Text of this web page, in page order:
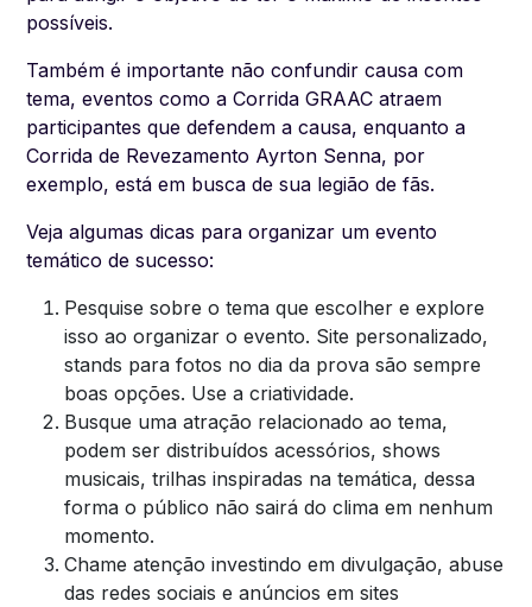
possíveis.
Também é importante não confundir causa com
tema, eventos como a Corrida GRAAC atraem
participantes que defendem a causa, enquanto a
Corrida de Revezamento Ayrton Senna, por
exemplo, está em busca de sua legião de fãs.
Veja algumas dicas para organizar um evento
temático de sucesso:
Pesquise sobre o tema que escolher e explore
isso ao organizar o evento. Site personalizado,
stands para fotos no dia da prova são sempre
boas opções. Use a criatividade.
Busque uma atração relacionado ao tema,
podem ser distribuídos acessórios, shows
musicais, trilhas inspiradas na temática, dessa
forma o público não sairá do clima em nenhum
momento.
Chame atenção investindo em divulgação, abuse
das redes sociais e anúncios em sites